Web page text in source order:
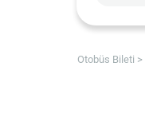
Otobüs Bileti